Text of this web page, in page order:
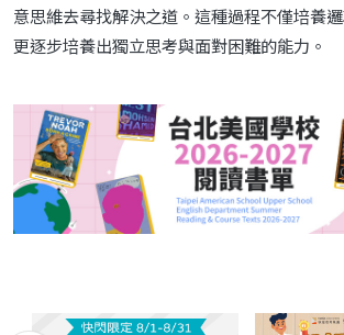
意思維去尋找解決之道。這種過程不僅培養
更逐步培養出獨立思考與面對困難的能力。